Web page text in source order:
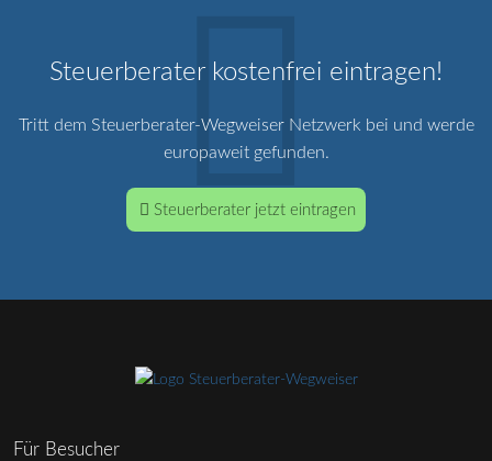
Steuerberater kostenfrei eintragen!
Tritt dem Steuerberater-Wegweiser Netzwerk bei und werde
europaweit gefunden.
Steuerberater jetzt eintragen
Für Besucher